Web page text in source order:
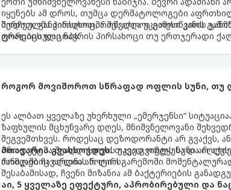
იყენებს ამ დროს, თუმცა დერმატოლოგები
შერჩეულმა პირსახოცმა შესაძლოა გამოიწვიოს
ფორების დაცობა.
მოდით, განვიხილოთ, რომელია უკეთესი კანის
ტრადიციული ნაჭრის პირსახოცი თუ ერთჯერადი
როგორ მოვიშოროთ სწრაფად ოფლის სუნი, თუ
ეს ალბათ ყველაზე უხერხული „ემერჯენსი“
ზაფხულის მცხუნვარე დღეს, მნიშვნელოვანი
შეგვემთხვეს. როდესაც დეზოდორანტი არ გვაქვს,
პროდუქტმა შუადღისთვის უკვე გვიმტყუნა და
პანიკაში ჩავარდნა არ ღირს.
მთავარია გვახსოვდეს:თავად ოფლს სუნი არ აქვს.
რომლებიც იღლიის ნოტიო გარემოში
შესაბამისად, ჩვენი მიზანია ამ ბაქტერიების
აი, 5 ყველაზე ეფექტური, აპრობირებული და